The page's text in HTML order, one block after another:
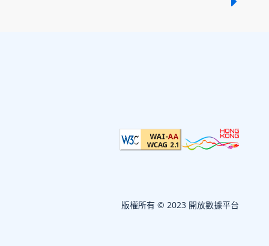
版權所有 © 2023 開放數據平台